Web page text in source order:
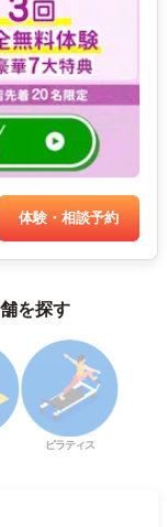
体験・相談予約
を探す
ピラティス